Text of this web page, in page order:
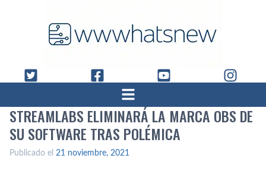
STREAMLABS ELIMINARÁ LA MARCA OBS DE
SU SOFTWARE TRAS POLÉMICA
Publicado el 21 noviembre, 2021